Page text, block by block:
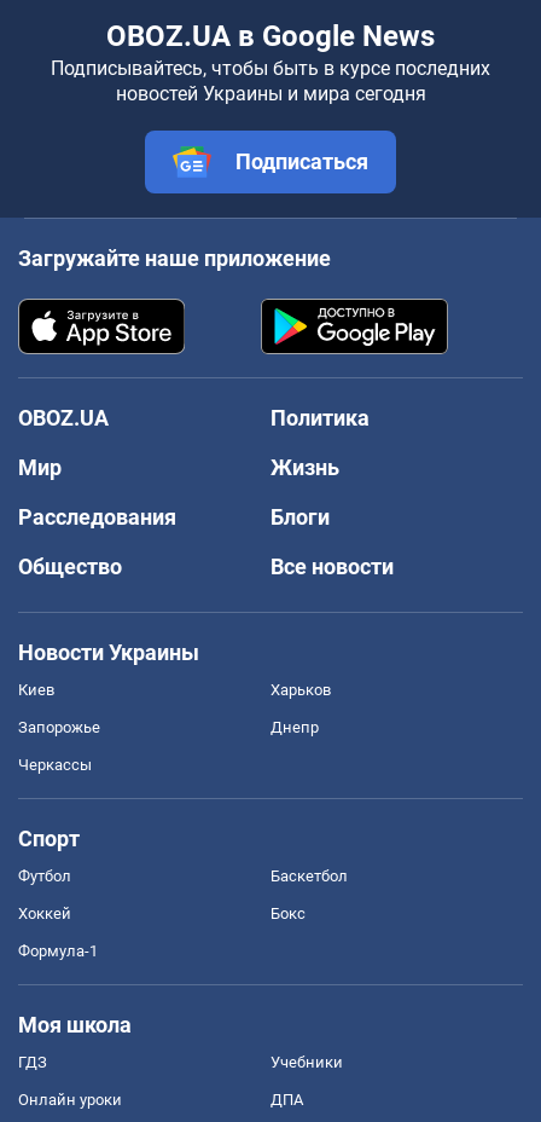
OBOZ.UA в Google News
Подписывайтесь, чтобы быть в курсе последних
новостей Украины и мира сегодня
Подписаться
Загружайте наше приложение
OBOZ.UA
Политика
Мир
Жизнь
Расследования
Блоги
Общество
Все новости
Новости Украины
Киев Харьков
Запорожье Днепр
Черкассы
Спорт
Футбол Баскетбол
Хоккей Бокс
Формула-1
Моя школа
ГДЗ Учебники
Онлайн уроки ДПА